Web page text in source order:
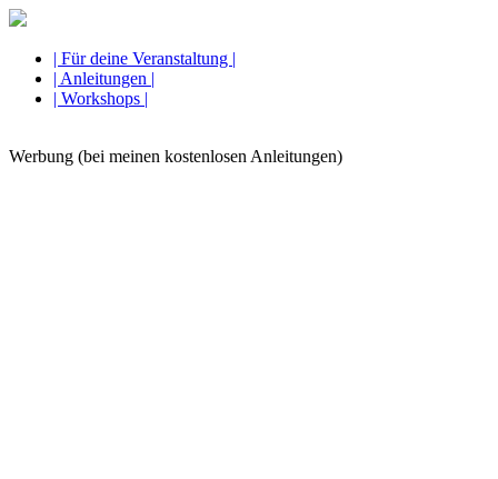
| Für deine Veranstaltung |
| Anleitungen |
| Workshops |
Werbung (bei meinen kostenlosen Anleitungen)